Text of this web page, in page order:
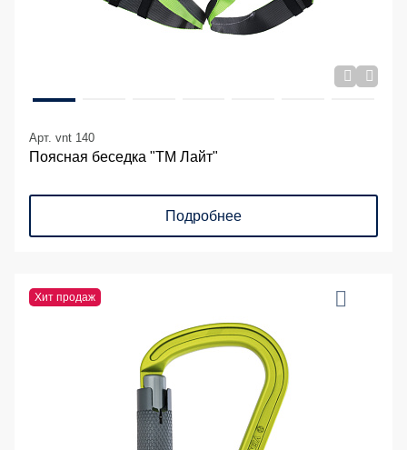
Арт. vnt 140
Поясная беседка "ТМ Лайт"
Подробнее
Хит продаж